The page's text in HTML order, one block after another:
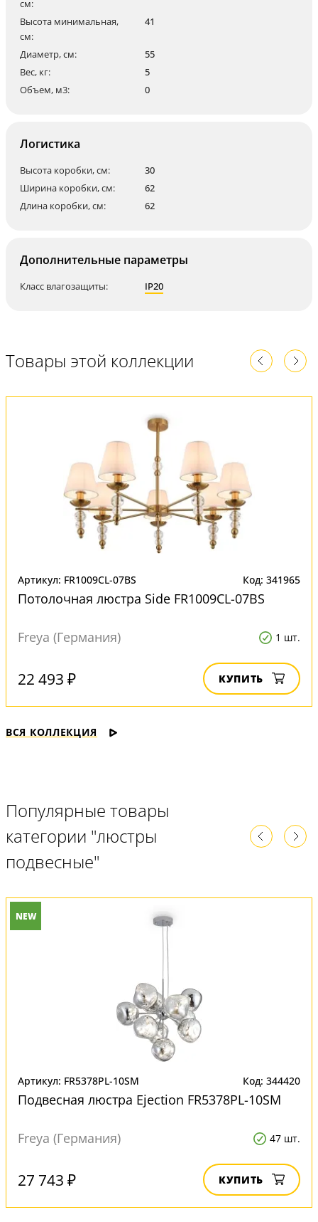
см:
Высота минимальная,
см:
41
Диаметр, см:
55
Вес, кг:
5
Объем, м3:
0
Логистика
Высота коробки, см:
30
Ширина коробки, см:
62
Длина коробки, см:
62
Дополнительные параметры
Класс влагозащиты: IP20
Товары этой коллекции
Артикул: FR1009CL-07BS Код: 341965
Потолочная люстра Side FR1009CL-07BS
Freya (Германия) 1 шт.
22 493 ₽ КУПИТЬ
ВСЯ КОЛЛЕКЦИЯ
Популярные товары
категории "люстры
подвесные"
NEW
Артикул: FR5378PL-10SM Код: 344420
Подвесная люстра Ejection FR5378PL-10SM
Freya (Германия) 47 шт.
27 743 ₽ КУПИТЬ